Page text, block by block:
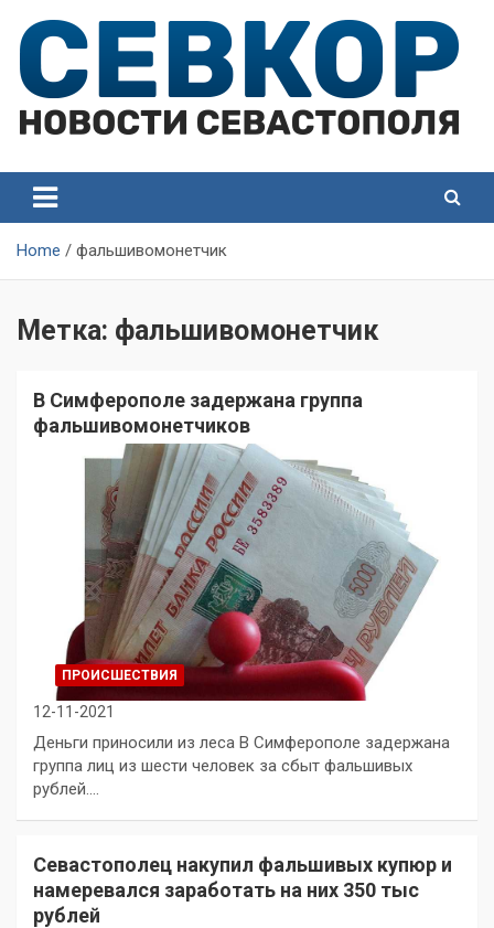
content
Севастополя
Севастополя
Home фальшивомонетчик
Метка: фальшивомонетчик
В Симферополе задержана группа
фальшивомонетчиков
ПРОИСШЕСТВИЯ
12-11-2021
Деньги приносили из леса В Симферополе задержана
группа лиц из шести человек за сбыт фальшивых
рублей.…
Севастополец накупил фальшивых купюр и
намеревался заработать на них 350 тыс
рублей